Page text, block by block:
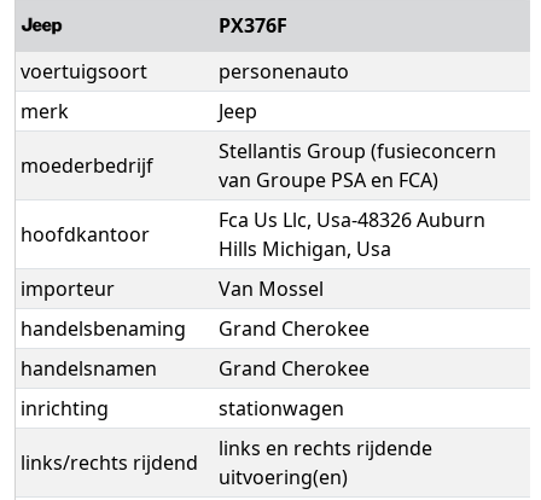
PX376F
voertuigsoort
personenauto
merk
Jeep
moederbedrijf
Stellantis Group (fusieconcern
van Groupe PSA en FCA)
hoofdkantoor
Fca Us Llc, Usa-48326 Auburn
Hills Michigan, Usa
importeur
Van Mossel
handelsbenaming
Grand Cherokee
handelsnamen
Grand Cherokee
inrichting
stationwagen
links/rechts rijdend
links en rechts rijdende
uitvoering(en)